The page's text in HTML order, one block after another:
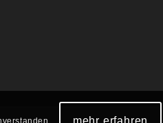
mehr erfahren